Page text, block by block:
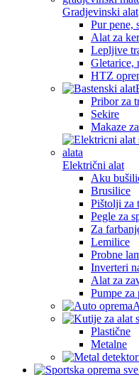
Gradjevinski alat
Pur pene,
Alat za
Lepljive
Gletarice,
HTZ
Pribor za
Sekire
Makaze
Električni alat
Aku
Brusilice
Pištolji za
Pegle za
Za
Lemilice
Probne
Inverteri
Alat za
Pumpe za
Plastične
Metalne